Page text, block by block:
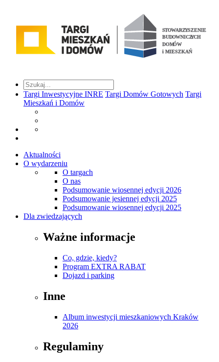
Targi Inwestycyjne INRE Targi Domów Gotowych Targi
Mieszkań i Domów
Aktualności
O wydarzeniu
O targach
O nas
Podsumowanie wiosennej edycji 2026
Podsumowanie jesiennej edycji 2025
Podsumowanie wiosennej edycji 2025
Dla zwiedzających
Ważne informacje
Co, gdzie, kiedy?
Program EXTRA RABAT
Dojazd i parking
Inne
Album inwestycji mieszkaniowych Kraków
2026
Regulaminy